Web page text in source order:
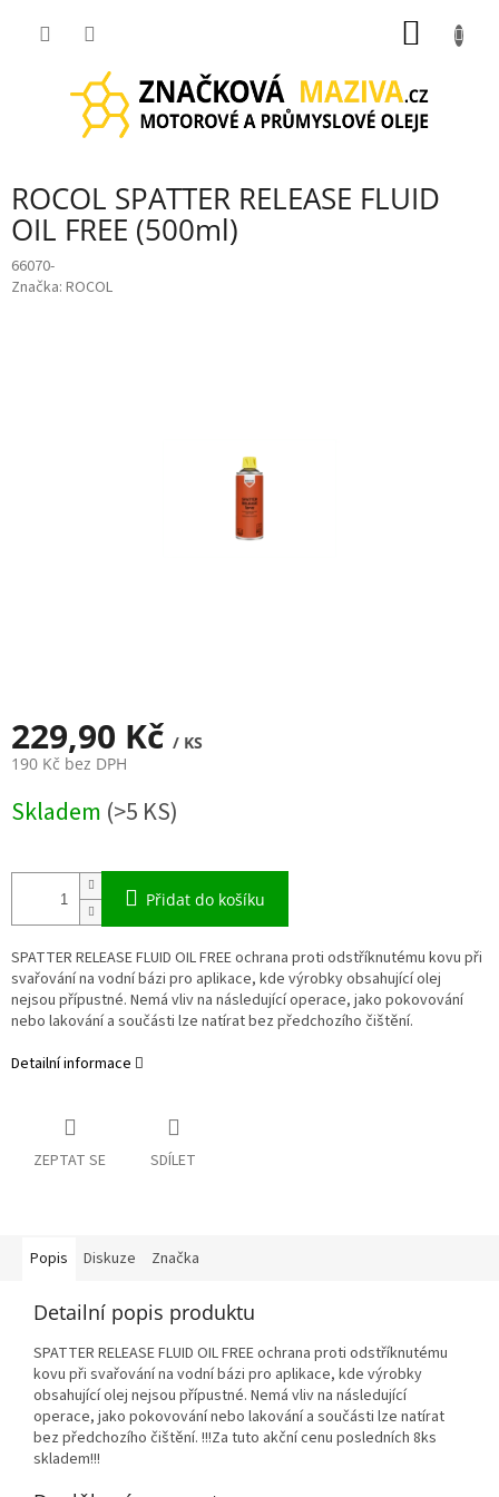
ROCOL SPATTER RELEASE FLUID
OIL FREE (500ml)
66070-
Značka: ROCOL
229,90 Kč / KS
190 Kč bez DPH
cena:
Skladem (>5 KS)
Přidat do košíku
SPATTER RELEASE FLUID OIL FREE ochrana proti odstříknutému kovu při
svařování na vodní bázi pro aplikace, kde výrobky obsahující olej
nejsou přípustné. Nemá vliv na následující operace, jako pokovování
nebo lakování a součásti lze natírat bez předchozího čištění.
Detailní informace
ZEPTAT SE SDÍLET
Popis Diskuze Značka
Detailní popis produktu
SPATTER RELEASE FLUID OIL FREE ochrana proti odstříknutému
kovu při svařování na vodní bázi pro aplikace, kde výrobky
obsahující olej nejsou přípustné. Nemá vliv na následující
operace, jako pokovování nebo lakování a součásti lze natírat
bez předchozího čištění. !!!Za tuto akční cenu posledních 8ks
skladem!!!